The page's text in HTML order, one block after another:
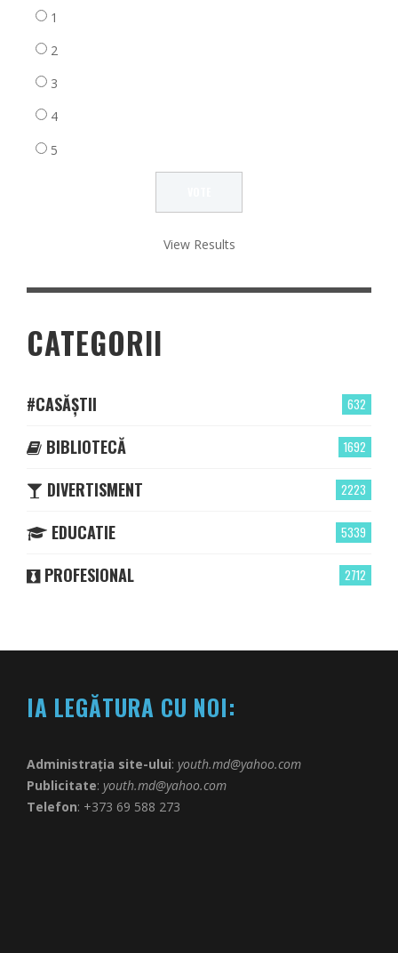
1
2
3
4
5
View Results
CATEGORII
632
#CASĂȘTII
1692
BIBLIOTECĂ
2223
DIVERTISMENT
5339
EDUCATIE
2712
PROFESIONAL
IA LEGĂTURA CU NOI:
Administrația site-ului: youth.md@yahoo.com
Publicitate: youth.md@yahoo.com
Telefon: +373 69 588 273